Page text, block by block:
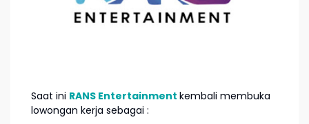
Saat ini RANS Entertainment kembali membuka
lowongan kerja sebagai :